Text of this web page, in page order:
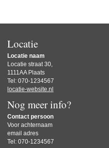
Locatie
Locatie naam
Locatie straat 30,
1111AA Plaats
Tel: 070-1234567
locatie-website.nl
Nog meer info?
Contact persoon
Voor achternaam
email adres
Tel: 070-1234567